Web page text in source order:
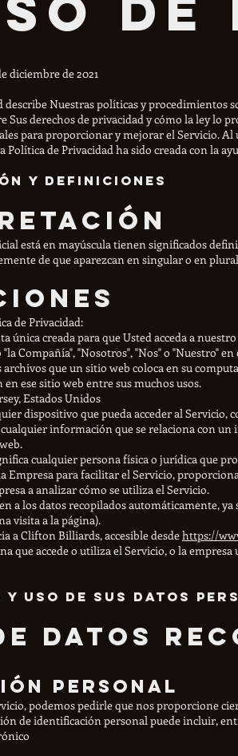
diciembre de 2021
describe Nuestras políticas y
Sus derechos de privacidad y cómo la ley lo
para proporcionar y mejorar el Servicio.
Política de Privacidad ha sido creada con la
y Definiciones
está en mayúscula tienen significados
de que aparezcan en singular o en
de Privacidad:
única creada para que Usted acceda a
Compañía", "Nosotros", "Nos" o "Nuestro"
archivos que un sitio web coloca en su
ese sitio web entre sus muchos usos.
Estados Unidos
dispositivo que pueda acceder al
información que se relaciona con
cualquier persona física o jurídica que
Empresa para facilitar el Servicio,
a analizar cómo se utiliza el Servicio.
a los datos recopilados automáticamente,
visita a la página).
a Clifton Billiards, accesible desdehttps://
que accede o utiliza el Servicio, o la
y uso de sus datos
datos
personal
podemos pedirle que nos proporcione
de identificación personal puede incluir,